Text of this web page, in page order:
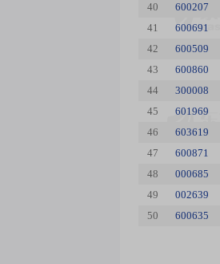
40
600207
41
600691
42
600509
43
600860
44
300008
45
601969
46
603619
47
600871
48
000685
49
002639
50
600635